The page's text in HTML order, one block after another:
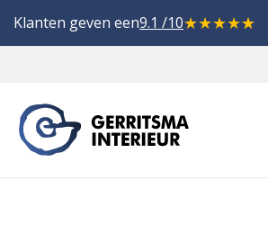
Klanten geven een9.1 /10★★★★★